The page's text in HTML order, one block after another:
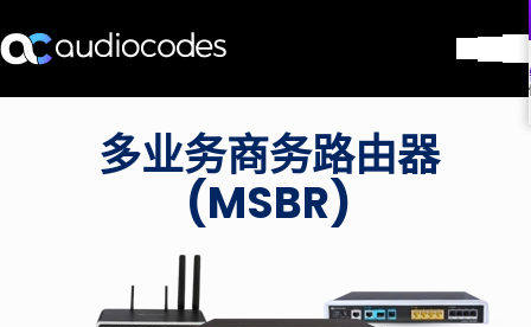
产品与应用多业务商务路由器
(MSBR)